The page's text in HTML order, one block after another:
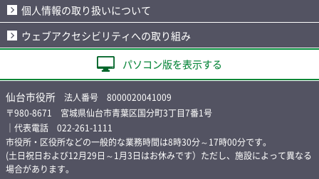
個人情報の取り扱いについて
ウェブアクセシビリティへの取り組み
パソコン版を表示する
仙台市役所 法人番号 8000020041009
〒980-8671 宮城県仙台市青葉区国分町3丁目7番1号
｜代表電話 022-261-1111
市役所・区役所などの一般的な業務時間は8時30分～17時00分です。
(土日祝日および12月29日～1月3日はお休みです）ただし、施設によって異なる
場合があります。